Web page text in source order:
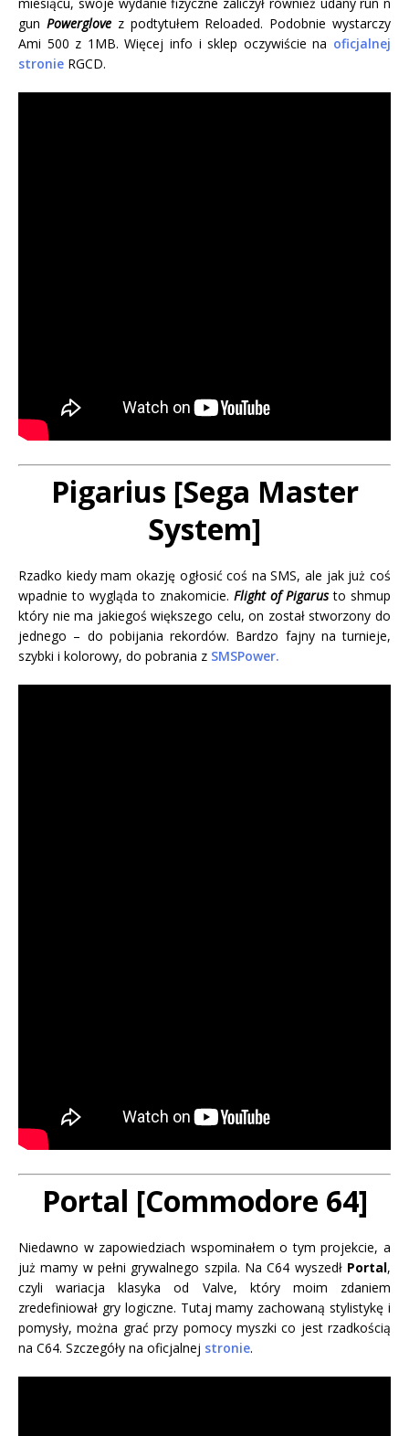
gun Powerglove z podtytułem Reloaded. Podobnie wystarczy
Ami 500 z 1MB. Więcej info i sklep oczywiście na oficjalnej
stronie RGCD.
Pigarius [Sega Master
System]
Rzadko kiedy mam okazję ogłosić coś na SMS, ale jak już coś
wpadnie to wygląda to znakomicie. Flight of Pigarusto shmup
który nie ma jakiegoś większego celu, on został stworzony do
jednego – do pobijania rekordów. Bardzo fajny na turnieje,
szybki i kolorowy, do pobrania z SMSPower.
Portal [Commodore 64]
Niedawno w zapowiedziach wspominałem o tym projekcie, a
już mamy w pełni grywalnego szpila. Na C64 wyszedł Portal,
czyli wariacja klasyka od Valve, który moim zdaniem
zredefiniował gry logiczne. Tutaj mamy zachowaną stylistykę i
pomysły, można grać przy pomocy myszki co jest rzadkością
na C64. Szczegóły na oficjalnej stronie.